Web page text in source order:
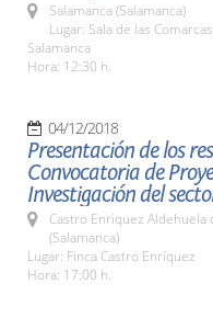
Salamanca (Salamanca)
Lugar: Sala de las
Salamanca
Hora: 12:30 h.
04/12/2018
Presentación de los
Convocatoria de
Investigación del
Castro Enriquez Aldehuela
(Salamanca)
Lugar: Finca Castro Enríquez
Hora: 17:00 h.